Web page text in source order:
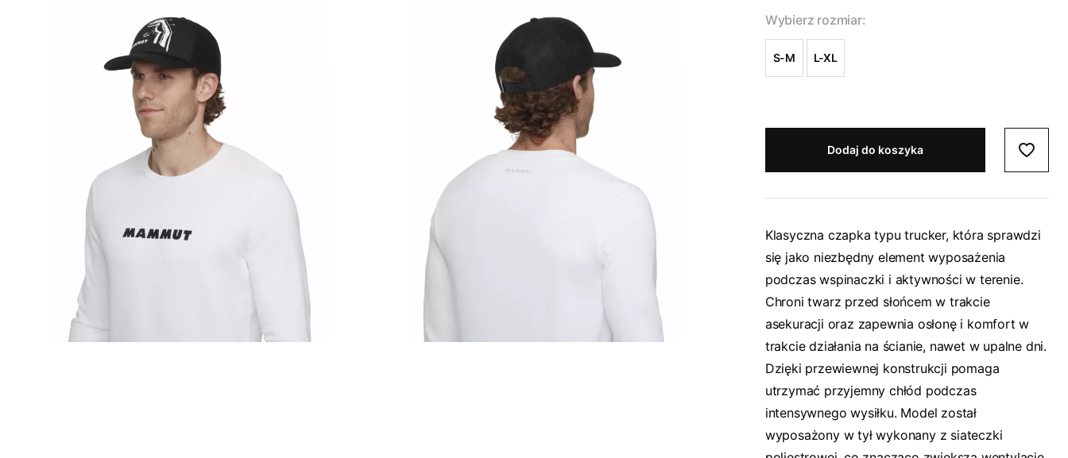
Wybierz rozmiar:
S-M L-XL
Dodaj do koszyka
Klasyczna czapka typu trucker, która sprawdzi
się jako niezbędny element wyposażenia
podczas wspinaczki i aktywności w terenie.
Chroni twarz przed słońcem w trakcie
asekuracji oraz zapewnia osłonę i komfort w
trakcie działania na ścianie, nawet w upalne dni.
Dzięki przewiewnej konstrukcji pomaga
utrzymać przyjemny chłód podczas
intensywnego wysiłku. Model został
wyposażony w tył wykonany z siateczki